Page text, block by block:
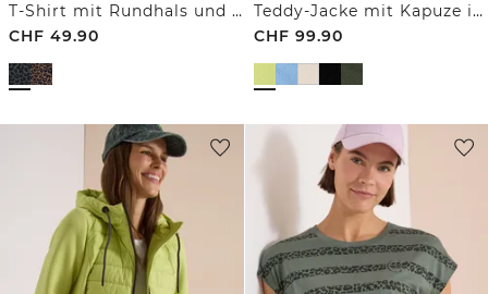
T-Shirt mit Rundhals und Leo-Muster
CHF 49.90
Teddy-Jacke mit Kapuze in Unifarbe
CHF 99.90